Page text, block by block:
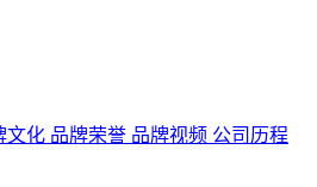
文化 品牌荣誉 品牌视频 公司历程